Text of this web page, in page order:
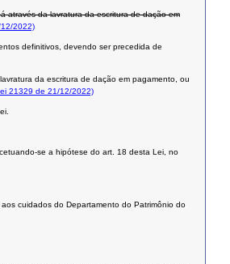
através da lavratura da escritura de dação em
2022)
definitivos, devendo ser precedida de
da escritura de dação em pagamento, ou
21329 de 21/12/2022)
se a hipótese do art. 18 desta Lei, no
cuidados do Departamento do Patrimônio do